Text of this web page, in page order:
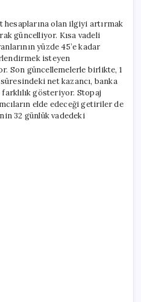
Mevduat
Getirisi:
Güncel
Oranları
hesaplarına olan ilgiyi artırmak
güncelliyor. Kısa vadeli
yüzde 45’e kadar
isteyen
Son güncellemelerle birlikte, 1
net kazancı, banka
gösteriyor. Stopaj
elde edeceği getiriler de
32 günlük vadedeki